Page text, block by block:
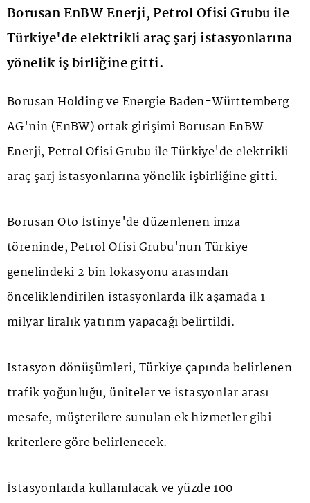
Borusan EnBW Enerji, Petrol Ofisi Grubu ile
Türkiye'de elektrikli araç şarj istasyonlarına
yönelik iş birliğine gitti.
Borusan Holding ve Energie Baden-Württemberg
AG'nin (EnBW) ortak girişimi Borusan EnBW
Enerji, Petrol Ofisi Grubu ile Türkiye'de elektrikli
araç şarj istasyonlarına yönelik işbirliğine gitti.
Borusan Oto İstinye'de düzenlenen imza
töreninde, Petrol Ofisi Grubu'nun Türkiye
genelindeki 2 bin lokasyonu arasından
önceliklendirilen istasyonlarda ilk aşamada 1
milyar liralık yatırım yapacağı belirtildi.
İstasyon dönüşümleri, Türkiye çapında belirlenen
trafik yoğunluğu, üniteler ve istasyonlar arası
mesafe, müşterilere sunulan ek hizmetler gibi
kriterlere göre belirlenecek.
İstasyonlarda kullanılacak ve yüzde 100